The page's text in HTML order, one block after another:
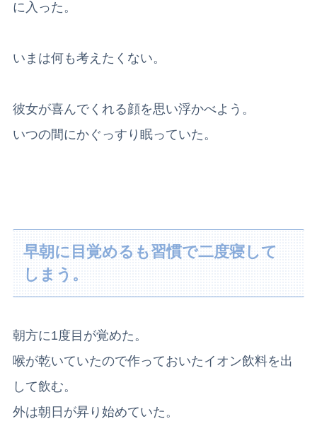
に入った。
いまは何も考えたくない。
彼女が喜んでくれる顔を思い浮かべよう。
いつの間にかぐっすり眠っていた。
早朝に目覚めるも習慣で二度寝して
しまう。
朝方に1度目が覚めた。
喉が乾いていたので作っておいたイオン飲料を出
して飲む。
外は朝日が昇り始めていた。